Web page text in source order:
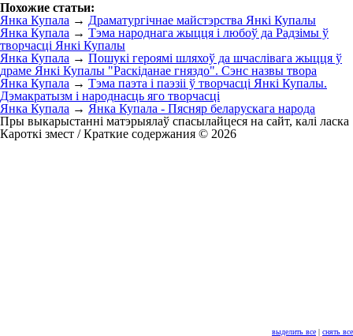
выделить все | снять все
Похожие статьи:
Янка Купала → Драматургічнае майстэрства Янкі Купалы
Янка Купала → Тэма народнага жыцця і любоў да Радзімы ў
творчасці Янкі Купалы
Янка Купала → Пошукі героямі шляхоў да шчаслівага жыцця ў
драме Янкі Купалы "Раскіданае гняздо". Сэнс назвы твора
Янка Купала → Тэма паэта і паэзіі ў творчасці Янкі Купалы.
Дэмакратызм і народнасць яго творчасці
Янка Купала → Янка Купала - Пясняр беларускага народа
Пры выкарыстанні матэрыялаў спасылайцеся на сайт, калі ласка
Кароткі змест / Краткие содержания © 2026